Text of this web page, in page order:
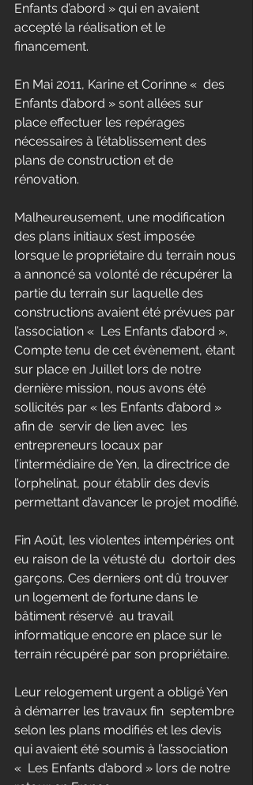
Enfants d’abord » qui en avaient
accepté la réalisation et le
financement.
En Mai 2011, Karine et Corinne «  des
Enfants d’abord » sont allées sur
place effectuer les repérages
nécessaires à l’établissement des
plans de construction et de
rénovation.
Malheureusement, une modification
des plans initiaux s’est imposée
lorsque le propriétaire du terrain nous
a annoncé sa volonté de récupérer la
partie du terrain sur laquelle des
constructions avaient été prévues par
l’association «  Les Enfants d’abord ».
Compte tenu de cet évènement, étant
sur place en Juillet lors de notre
dernière mission, nous avons été
sollicités par « les Enfants d’abord »
afin de  servir de lien avec  les
entrepreneurs locaux par
l’intermédiaire de Yen, la directrice de
l’orphelinat, pour établir des devis
permettant d’avancer le projet modifié.
Fin Août, les violentes intempéries ont
eu raison de la vétusté du  dortoir des
garçons. Ces derniers ont dû trouver
un logement de fortune dans le
bâtiment réservé  au travail
informatique encore en place sur le
terrain récupéré par son propriétaire.
Leur relogement urgent a obligé Yen
à démarrer les travaux fin  septembre
selon les plans modifiés et les devis
qui avaient été soumis à l’association
«  Les Enfants d’abord » lors de notre